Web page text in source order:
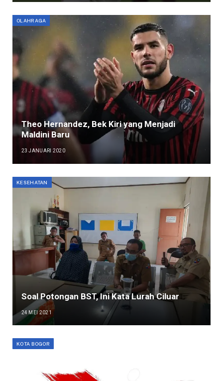
OLAHRAGA
Theo Hernandez, Bek Kiri yang Menjadi
Maldini Baru
23 JANUARI 2020
KESEHATAN
Soal Potongan BST, Ini Kata Lurah Ciluar
24 MEI 2021
KOTA BOGOR